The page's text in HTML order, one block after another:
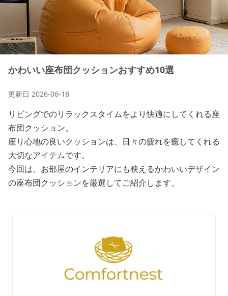
かわいい座布団クッションおすすめ10選
更新日 2026-06-18
リビングでのリラックスタイムをより快適にしてくれる座
布団クッション。
座り心地の良いクッションは、日々の疲れを癒してくれる
大切なアイテムです。
今回は、お部屋のインテリアにも映えるかわいいデザイン
の座布団クッションを厳選してご紹介します。